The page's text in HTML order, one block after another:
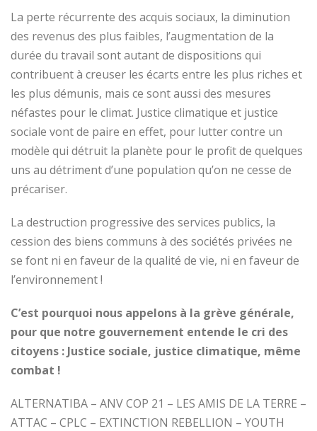
La perte récurrente des acquis sociaux, la diminution
des revenus des plus faibles, l’augmentation de la
durée du travail sont autant de dispositions qui
contribuent à creuser les écarts entre les plus riches et
les plus démunis, mais ce sont aussi des mesures
néfastes pour le climat. Justice climatique et justice
sociale vont de paire en effet, pour lutter contre un
modèle qui détruit la planète pour le profit de quelques
uns au détriment d’une population qu’on ne cesse de
précariser.
La destruction progressive des services publics, la
cession des biens communs à des sociétés privées ne
se font ni en faveur de la qualité de vie, ni en faveur de
l’environnement !
C’est pourquoi nous appelons à la grève générale,
pour que notre gouvernement entende le cri des
citoyens : Justice sociale, justice climatique, même
combat !
ALTERNATIBA – ANV COP 21 – LES AMIS DE LA TERRE –
ATTAC – CPLC – EXTINCTION REBELLION – YOUTH